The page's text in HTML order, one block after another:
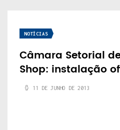
NOTÍCIAS
Câmara Setorial
Shop: instalação
11 DE JUNHO DE 2013